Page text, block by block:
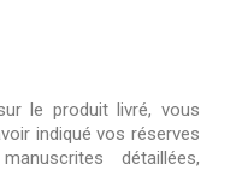
le produit livré, vous
indiqué vos réserves
détaillées,